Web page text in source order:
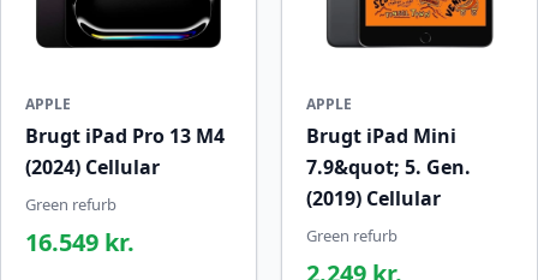
APPLE
Brugt iPad Pro 13 M4
(2024) Cellular
Green refurb
16.549 kr.
APPLE
Brugt iPad Mini
7.9&quot; 5. Gen.
(2019) Cellular
Green refurb
2.249 kr.